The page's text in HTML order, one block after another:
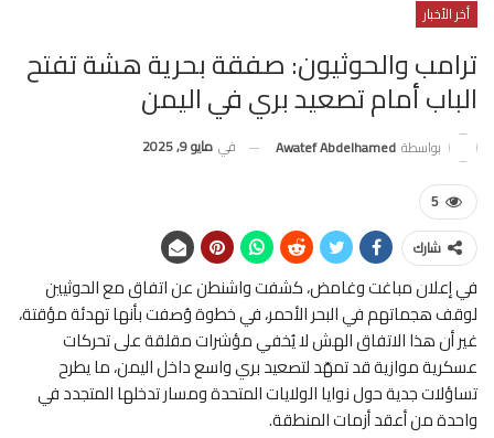
أخر الأخبار
ترامب والحوثيون: صفقة بحرية هشة تفتح
الباب أمام تصعيد بري في اليمن
بواسطة Awatef Abdelhamed في مايو 9, 2025
5
شارك
في إعلان مباغت وغامض، كشفت واشنطن عن اتفاق مع الحوثيين
لوقف هجماتهم في البحر الأحمر، في خطوة وُصفت بأنها تهدئة مؤقتة،
غير أن هذا الاتفاق الهش لا يُخفي مؤشرات مقلقة على تحركات
عسكرية موازية قد تمهّد لتصعيد بري واسع داخل اليمن، ما يطرح
تساؤلات جدية حول نوايا الولايات المتحدة ومسار تدخلها المتجدد في
واحدة من أعقد أزمات المنطقة.